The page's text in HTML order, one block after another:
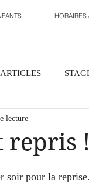
HORAIRES
ARTICLES
repris !
lecture
soir pour la